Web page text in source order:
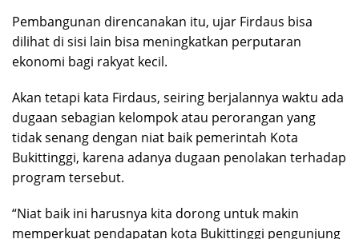
Pembangunan direncanakan itu, ujar Firdaus bisa
dilihat di sisi lain bisa meningkatkan perputaran
ekonomi bagi rakyat kecil.
Akan tetapi kata Firdaus, seiring berjalannya waktu ada
dugaan sebagian kelompok atau perorangan yang
tidak senang dengan niat baik pemerintah Kota
Bukittinggi, karena adanya dugaan penolakan terhadap
program tersebut.
“Niat baik ini harusnya kita dorong untuk makin
memperkuat pendapatan kota Bukittinggi pengunjung